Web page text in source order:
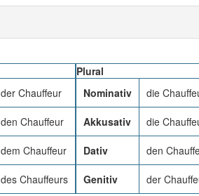
der Chauffeur
den Chauffeur
dem Chauffeur
des Chauffeurs
Plural
Nominativ
die
Akkusativ die
Dativ den
Genitiv der